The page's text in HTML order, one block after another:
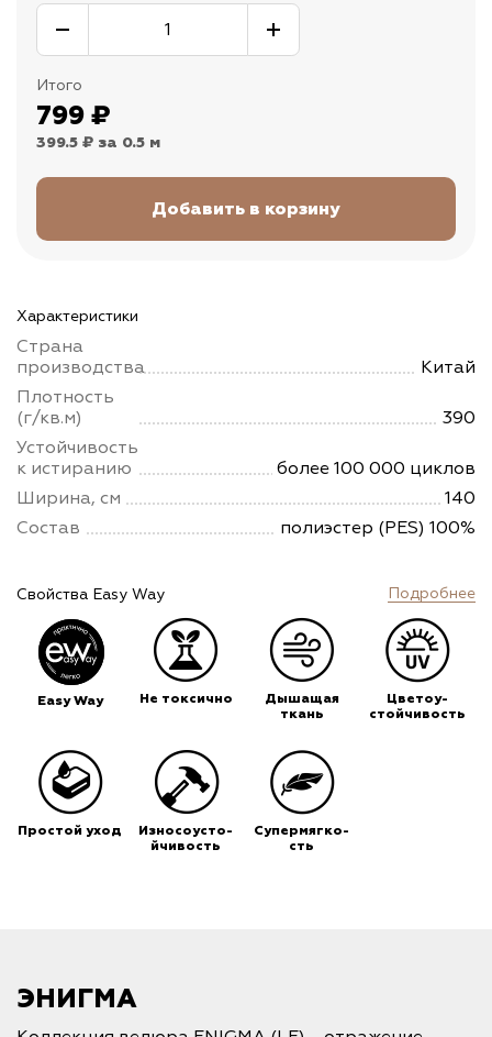
Итого
799 ₽
399.5 ₽ за 0.5 м
Характеристики
Страна
производства
Китай
Плотность
(г/кв.м)
390
Устойчивость
к истиранию
более 100 000 циклов
Ширина, см
140
Состав
полиэстер (PES) 100%
Свойства Easy Way Подробнее
Easy Way Не токсично
Дышащая
ткань
Цветоу-
стойчивость
Простой уход
Износоусто-
йчивость
Супермягко-
сть
ЭНИГМА